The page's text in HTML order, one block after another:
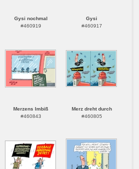
Gysi nochmal
#460919
Gysi
#460917
Merzens Imbiß
#460843
Merz dreht durch
#460805